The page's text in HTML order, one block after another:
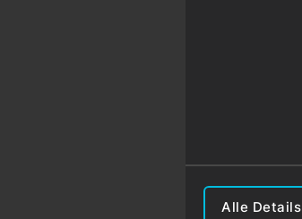
Alle Details